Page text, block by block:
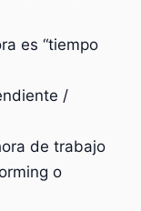
es “tiempo
/
de trabajo
o